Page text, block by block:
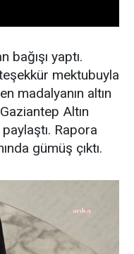
yaptı.
mektubuyla
madalyanın altın
Altın
Rapora
gümüş çıktı.